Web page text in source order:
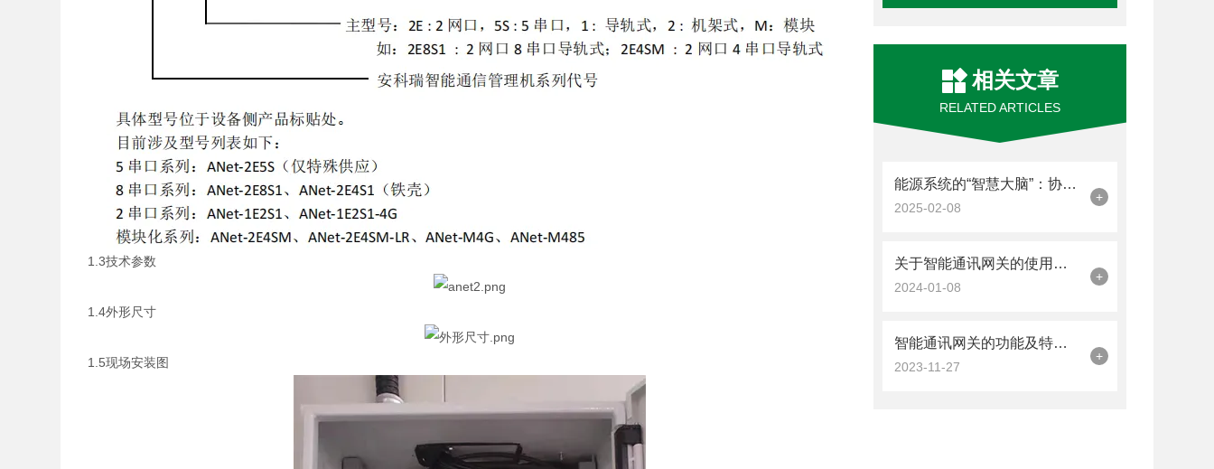
相关文章
RELATED ARTICLES
能源系统的“智慧大脑”：协调控制器
2025-02-08
+
关于智能通讯网关的使用步骤看看本篇吧
2024-01-08
+
智能通讯网关的功能及特点总结分享
2023-11-27
+
1.3技术参数
1.4外形尺寸
1.5现场安装图